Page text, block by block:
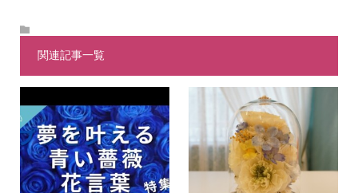
関連記事一覧